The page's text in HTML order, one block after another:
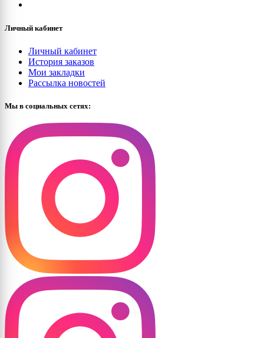
Личный кабинет
Личный кабинет
История заказов
Мои закладки
Рассылка новостей
Мы в социальных сетях: